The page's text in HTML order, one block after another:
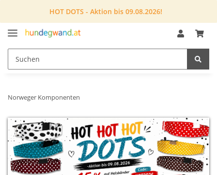
HOT DOTS - Aktion bis 09.08.2026!
Norweger Komponenten